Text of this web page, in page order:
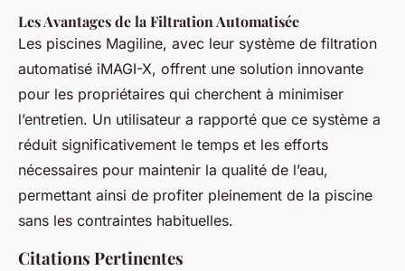
Les Avantages de la Filtration Automatisée
Les piscines Magiline, avec leur système de filtration
automatisé iMAGI-X, offrent une solution innovante
pour les propriétaires qui cherchent à minimiser
l’entretien. Un utilisateur a rapporté que ce système a
réduit significativement le temps et les efforts
nécessaires pour maintenir la qualité de l’eau,
permettant ainsi de profiter pleinement de la piscine
sans les contraintes habituelles.
Citations Pertinentes